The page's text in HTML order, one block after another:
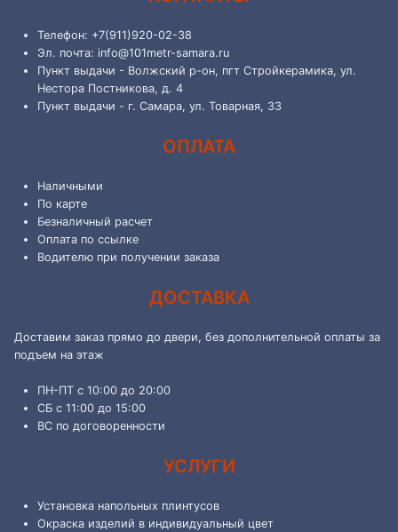
Телефон: +7(911)920-02-38
Эл. почта: info@101metr-samara.ru
Пункт выдачи - Волжский р-он, пгт Стройкерамика, ул.
Нестора Постникова, д. 4
Пункт выдачи - г. Самара, ул. Товарная, 33
ОПЛАТА
Наличными
По карте
Безналичный расчет
Оплата по ссылке
Водителю при получении заказа
ДОСТАВКА
Доставим заказ прямо до двери, без дополнительной оплаты за
подъем на этаж
ПН-ПТ с 10:00 до 20:00
СБ с 11:00 до 15:00
ВС по договоренности
УСЛУГИ
Установка напольных плинтусов
Окраска изделий в индивидуальный цвет